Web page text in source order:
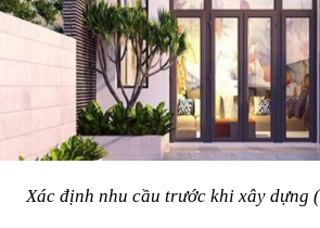
Xác định nhu cầu trước khi xây dựng